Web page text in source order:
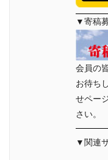
▼寄稿
会員の
お待ち
せペー
さい。
▼関連